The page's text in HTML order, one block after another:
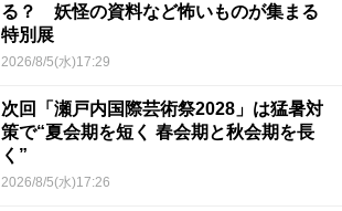
る？ 妖怪の資料など怖いものが集まる
特別展
2026/8/5(水)17:29
次回「瀬戸内国際芸術祭2028」は猛暑対
策で“夏会期を短く 春会期と秋会期を長
く”
2026/8/5(水)17:26